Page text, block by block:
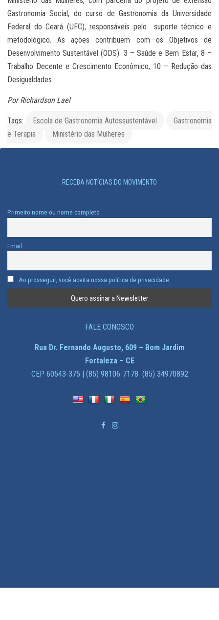
Gastronomia Social, do curso de Gastronomia da Universidade
Federal do Ceará (UFC), responsáveis pelo suporte técnico e
metodológico. As ações contribuem com os Objetivos de
Desenvolvimento Sustentável (ODS): 3 – Saúde e Bem Estar, 8 –
Trabalho Decente e Crescimento Econômico, 10 – Redução das
Desigualdades.
Por Richardson Lael
Tags: Escola de Gastronomia Autossustentável
Gastronomia
e Terapia
Ministério das Mulheres
RECEBA NOTÍCIAS DO MOVIMENTO
Primeiro nome ou nome completo
Email
Ao prosseguir, você aceita nossa política de privacidade.
FALE CONOSCO
Rua Dr. Fernando Augusto, 609 – Bom Jardim
Fortaleza – CE
CEP 60543-375 | (85) 98106-7178 (85) 34970892